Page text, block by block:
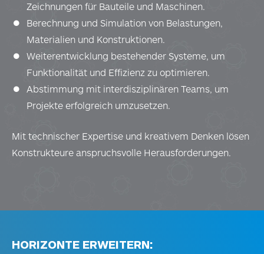
Zeichnungen für Bauteile und Maschinen.
Berechnung und Simulation von Belastungen,
Materialien und Konstruktionen.
Weiterentwicklung bestehender Systeme, um
Funktionalität und Effizienz zu optimieren.
Abstimmung mit interdisziplinären Teams, um
Projekte erfolgreich umzusetzen.
Mit technischer Expertise und kreativem Denken lösen
Konstrukteure anspruchsvolle Herausforderungen.
HORIZONTE ERWEITERN: